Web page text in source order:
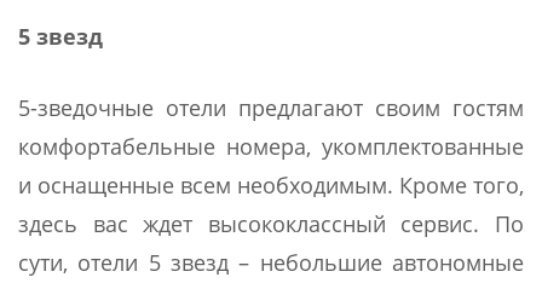
5 звезд
5-зведочные отели предлагают своим гостям
комфортабельные номера, укомплектованные
и оснащенные всем необходимым. Кроме того,
здесь вас ждет высококлассный сервис. По
сути, отели 5 звезд – небольшие автономные